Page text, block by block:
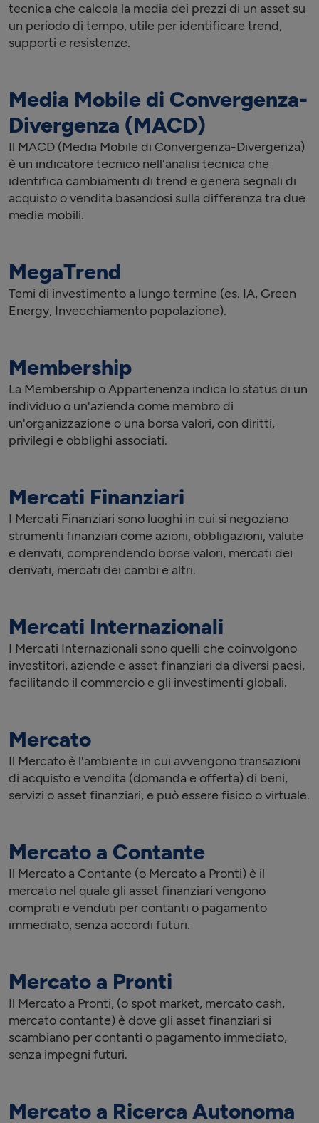
tecnica che calcola la media dei prezzi di un asset su
un periodo di tempo, utile per identificare trend,
supporti e resistenze.
Media Mobile di Convergenza-
Divergenza (MACD)
Il MACD (Media Mobile di Convergenza-Divergenza)
è un indicatore tecnico nell'analisi tecnica che
identifica cambiamenti di trend e genera segnali di
acquisto o vendita basandosi sulla differenza tra due
medie mobili.
MegaTrend
Temi di investimento a lungo termine (es. IA, Green
Energy, Invecchiamento popolazione).
Membership
La Membership o Appartenenza indica lo status di un
individuo o un'azienda come membro di
un'organizzazione o una borsa valori, con diritti,
privilegi e obblighi associati.
Mercati Finanziari
I Mercati Finanziari sono luoghi in cui si negoziano
strumenti finanziari come azioni, obbligazioni, valute
e derivati, comprendendo borse valori, mercati dei
derivati, mercati dei cambi e altri.
Mercati Internazionali
I Mercati Internazionali sono quelli che coinvolgono
investitori, aziende e asset finanziari da diversi paesi,
facilitando il commercio e gli investimenti globali.
Mercato
Il Mercato è l'ambiente in cui avvengono transazioni
di acquisto e vendita (domanda e offerta) di beni,
servizi o asset finanziari, e può essere fisico o virtuale.
Mercato a Contante
Il Mercato a Contante (o Mercato a Pronti) è il
mercato nel quale gli asset finanziari vengono
comprati e venduti per contanti o pagamento
immediato, senza accordi futuri.
Mercato a Pronti
Il Mercato a Pronti, (o spot market, mercato cash,
mercato contante) è dove gli asset finanziari si
scambiano per contanti o pagamento immediato,
senza impegni futuri.
Mercato a Ricerca Autonoma